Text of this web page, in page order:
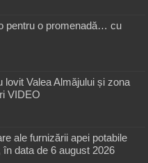
pentru o promenadă… cu
lovit Valea Almăjului și zona
VIDEO
ale furnizării apei potabile
data de 6 august 2026